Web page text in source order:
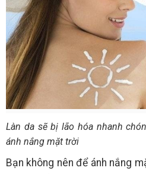
Làn da sẽ bị lão hóa nhanh
ánh nắng mặt trời
Bạn không nên để ánh nắng